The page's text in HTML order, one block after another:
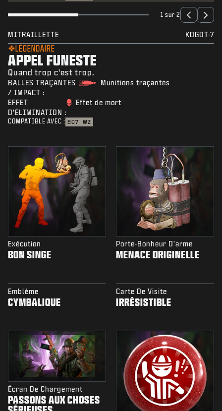
1 sur 2
MITRAILLETTE KOGOT-7
LÉGENDAIRE
APPEL FUNESTE
Quand trop c'est trop.
BALLES TRAÇANTES
/ IMPACT :
Munitions traçantes
EFFET
D'ÉLIMINATION :
Effet de mort
COMPATIBLE AVEC : BO7 WZ
Exécution
BON SINGE
Porte-Bonheur D'arme
MENACE ORIGINELLE
Emblème
CYMBALIQUE
Carte De Visite
IRRÉSISTIBLE
Écran De Chargement
PASSONS AUX CHOSES